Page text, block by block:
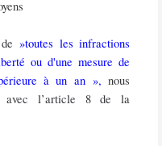
»toutes les infractions
ou d'une mesure de
à un an », nous
avec l’article 8 de la